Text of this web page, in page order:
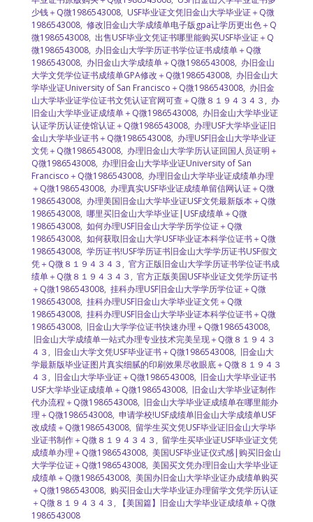
少钱＋Q微1986543008, USF毕业证文凭旧金山大学毕业证＋Q微
1986543008, 修改旧金山大学成绩单电子版gpa让学历更出色＋Q
微1986543008, 出售USF毕业文凭证书哪里能购买USF毕业证＋Q
微1986543008, 办旧金山大学学历证书学位证书成绩单＋Q微
1986543008, 办旧金山大学成绩单＋Q微1986543008, 办旧金山
大学文凭学位证书成绩单GPA修改＋Q微1986543008, 办旧金山大
学毕业证University of San Francisco＋Q微1986543008, 办旧金
山大学毕业证学位证书文凭认证官网可查＋Q微８１９４３４３ , 办
旧金山大学毕业证成绩单＋Q微1986543008, 办旧金山大学毕业证
认证学历认证使馆认证＋Q微1986543008, 办理USF大学毕业证旧
金山大学毕业证书＋Q微1986543008, 办理USF旧金山大学毕业证
文凭＋Q微1986543008, 办理旧金山大学学历认证回国人员证明＋
Q微1986543008, 办理旧金山大学毕业证University of San
Francisco＋Q微1986543008, 办理旧金山大学毕业证成绩单办理
＋Q微1986543008, 办理真实USF毕业证成绩单留信网认证＋Q微
1986543008, 办理美国旧金山大学毕业证USF文凭最新版本＋Q微
1986543008, 哪里买旧金山大学毕业证|USF成绩单＋Q微
1986543008, 如何办理USF旧金山大学学历学位证＋Q微
1986543008, 如何获取旧金山大学USF毕业证本科学位证书＋Q微
1986543008, 学历证书!USF学历证书旧金山大学学历证书USF假文
凭＋Q微８１９４３４３ , 官方正版旧金山大学学历证书学位证书成
绩单＋Q微８１９４３４３ , 官方正版美国USF毕业证文凭学历证书
＋Q微1986543008, 挂科办理USF旧金山大学学历学位证＋Q微
1986543008, 挂科办理USF旧金山大学毕业证文凭＋Q微
1986543008, 挂科办理USF旧金山大学毕业证本科学位证书＋Q微
1986543008, 旧金山大学学位证书快速办理＋Q微1986543008,
旧金山大学成绩单一站式办理专业技术完美呈现＋Q微８１９４３
４３ , 旧金山大学文凭USF毕业证书＋Q微1986543008, 旧金山大
学最新版毕业证图片真实细腻的印刷效果尽收眼底＋Q微８１９４３
４３ , 旧金山大学毕业证＋Q微1986543008, 旧金山大学毕业证书
USF大学毕业证成绩单＋Q微1986543008, 旧金山大学毕业证制作
代办流程＋Q微1986543008, 旧金山大学毕业证成绩单在哪里能办
理＋Q微1986543008, 申请学校!USF成绩单旧金山大学成绩单USF
改成绩＋Q微1986543008, 留学生买文凭USF毕业证旧金山大学毕
业证书制作＋Q微８１９４３４３ , 留学生买毕业证USF毕业证文凭
成绩单办理＋Q微1986543008, 美国USF毕业证仪式感|购买旧金山
大学学位证＋Q微1986543008, 美国买文凭办理旧金山大学毕业证
成绩单＋Q微1986543008, 美国办旧金山大学毕业证办成绩单购买
＋Q微1986543008, 购买旧金山大学毕业证办理留学文凭学历认证
＋Q微８１９４３４３ ,
【美国篇】旧金山大学毕业证成绩单＋Q微
1986543008